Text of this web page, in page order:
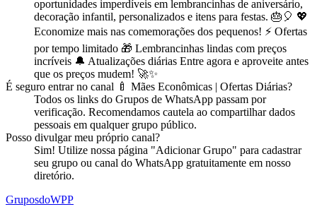
oportunidades imperdíveis em lembrancinhas de aniversário,
decoração infantil, personalizados e itens para festas. 🎂🎈 💖
Economize mais nas comemorações dos pequenos! ⚡ Ofertas
por tempo limitado 🎁 Lembrancinhas lindas com preços
incríveis 🔔 Atualizações diárias Entre agora e aproveite antes
que os preços mudem! 🚀✨
É seguro entrar no canal 🍼 Mães Econômicas | Ofertas Diárias?
Todos os links do Grupos de WhatsApp passam por
verificação. Recomendamos cautela ao compartilhar dados
pessoais em qualquer grupo público.
Posso divulgar meu próprio canal?
Sim! Utilize nossa página "Adicionar Grupo" para cadastrar
seu grupo ou canal do WhatsApp gratuitamente em nosso
diretório.
GruposdoWPP